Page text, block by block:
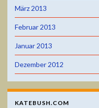
März 2013
Februar 2013
Januar 2013
Dezember 2012
KATEBUSH.COM